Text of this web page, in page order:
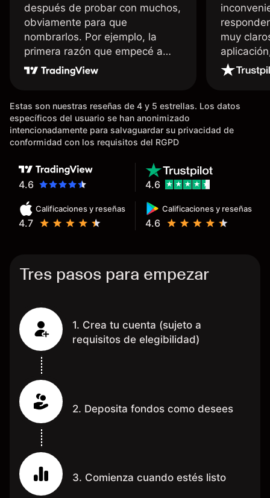
después de probar con muchos,
obviamente para que
nombrarlos. Por ejemplo, la
primera razón que empecé a
usar Capital fue la llegada de mi
dinero de inmediato a mi cuenta
existentes en el mercado que
tardan días o tienen mucha
burocracia; y la segunda razón,
hecho de operar en un mercado
determinado, debido a los
spread y al volumen existente.
Mientras más activo seas, más
dinero te reembolsa. Muchas
muy
Estas son nuestras reseñas de 4 y 5 estrellas. Los datos
específicos del usuario se han anonimizado
intencionadamente para salvaguardar su privacidad de
conformidad con los requisitos del RGPD
4.6
Calificaciones y reseñas
4.7
Calificaciones y reseñas
4.6
4.6
Tres pasos para empezar
1. Crea tu cuenta (sujeto a
requisitos de elegibilidad)
2. Deposita fondos como desees
3. Comienza cuando estés listo